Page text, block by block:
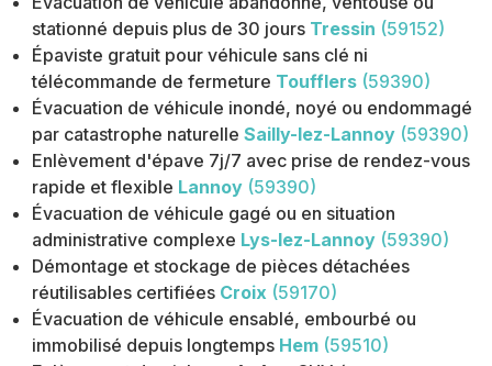
stationné depuis plus de 30 jours Tressin (59152)
Épaviste gratuit pour véhicule sans clé ni
télécommande de fermeture Toufflers (59390)
Évacuation de véhicule inondé, noyé ou endommagé
par catastrophe naturelle Sailly-lez-Lannoy (59390)
Enlèvement d'épave 7j/7 avec prise de rendez-vous
rapide et flexible Lannoy (59390)
Évacuation de véhicule gagé ou en situation
administrative complexe Lys-lez-Lannoy (59390)
Démontage et stockage de pièces détachées
réutilisables certifiées Croix (59170)
Évacuation de véhicule ensablé, embourbé ou
immobilisé depuis longtemps Hem (59510)